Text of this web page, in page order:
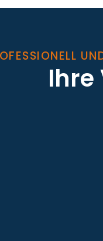
Ihre